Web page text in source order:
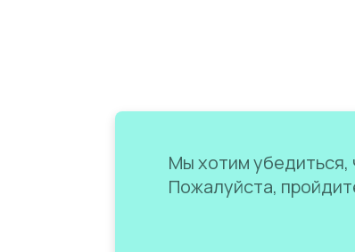
Мы хотим убедиться,
Пожалуйста,